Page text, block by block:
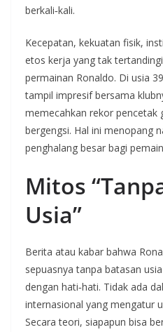
berkali‑kali.
Kecepatan, kekuatan fisik,
etos kerja yang tak
permainan Ronaldo. Di usia
tampil impresif bersama
memecahkan rekor
bergengsi. Hal ini menopang
penghalang besar bagi
Mitos
Usia”
Berita atau kabar bahwa
sepuasnya tanpa batasan
dengan hati‑hati. Tidak ada
internasional yang mengatur
Secara teori, siapapun bisa